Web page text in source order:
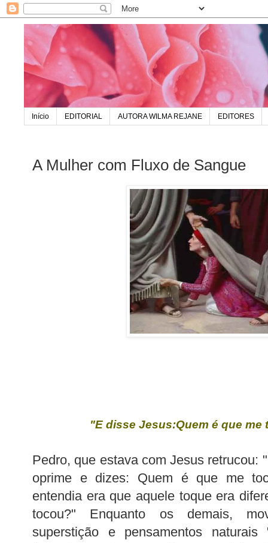
Início EDITORIAL AUTORA WILMA REJANE EDITORES
A Mulher com Fluxo de Sangue
"E disse Jesus:Quem é que me
Pedro, que estava com Jesus retrucou:
oprime e dizes: Quem é que me
entendia era que aquele toque era
tocou?" Enquanto os demais,
superstição e pensamentos naturais